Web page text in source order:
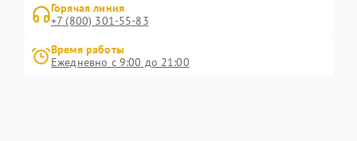
Горячая линия
+7 (800) 301-55-83
Время работы
Ежедневно с 9:00 до 21:00